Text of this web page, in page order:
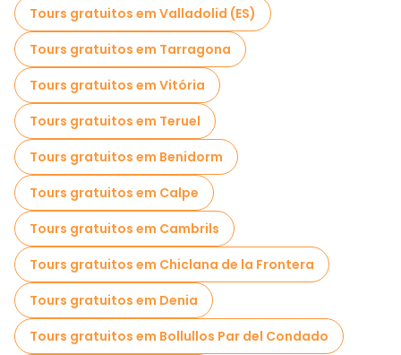
Tours gratuitos em Valladolid (ES)
Tours gratuitos em Tarragona
Tours gratuitos em Vitória
Tours gratuitos em Teruel
Tours gratuitos em Benidorm
Tours gratuitos em Calpe
Tours gratuitos em Cambrils
Tours gratuitos em Chiclana de la Frontera
Tours gratuitos em Denia
Tours gratuitos em Bollullos Par del Condado